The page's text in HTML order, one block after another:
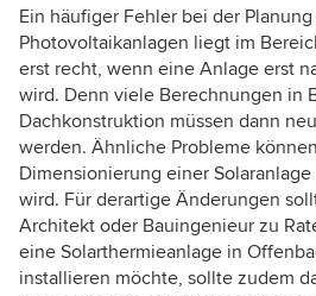
Ein häufiger Fehler bei der
Photovoltaikanlagen liegt im
erst recht, wenn eine Anlage erst
wird. Denn viele Berechnungen in
Dachkonstruktion müssen dann
werden. Ähnliche Probleme
Dimensionierung einer
wird. Für derartige Änderungen
Architekt oder Bauingenieur zu
eine Solarthermieanlage in
installieren möchte, sollte zudem